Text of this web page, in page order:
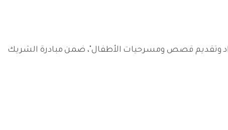
وتقديم قصص ومسرحيات الأطفال"، ضمن مبادرة الشريك